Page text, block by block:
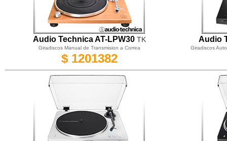
Audio Technica AT-LPW30TK Audio
Giradiscos Manual de Transmision a Correa Giradiscos
$ 1201382